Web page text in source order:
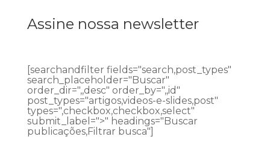
Assine nossa newsletter
[searchandfilter fields="search,post_types"
search_placeholder="Buscar"
order_dir=",,desc" order_by=",,id"
post_types="artigos,videos-e-slides,post"
types=",checkbox,checkbox,select"
submit_label=">" headings="Buscar
publicações,Filtrar busca"]